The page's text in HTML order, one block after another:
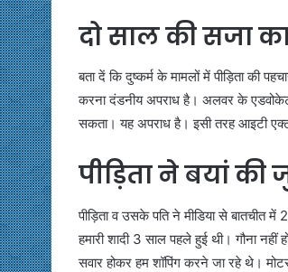
दो साल की सजा का
बता दें कि दुष्कर्म के मामलों में पीड़िता की
करना दंडनीय अपराध है। अलवर के एडवोकेट
सकता। यह अपराध है। इसी तरह आइटी एक्ट
पीड़िता ने बयां की
पीड़िता व उसके पति ने मीडिया से बातचीत
हमारी शादी 3 साल पहले हुई थी। गौना
सवार होकर हम शॉपिंग करने जा रहे थे।